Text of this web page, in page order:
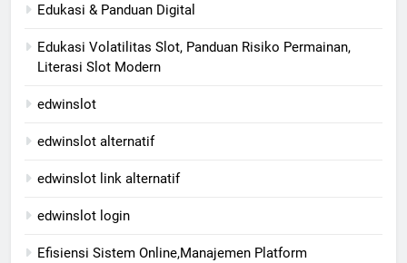
Edukasi & Panduan Digital
Edukasi Volatilitas Slot, Panduan Risiko Permainan,
Literasi Slot Modern
edwinslot
edwinslot alternatif
edwinslot link alternatif
edwinslot login
Efisiensi Sistem Online,Manajemen Platform